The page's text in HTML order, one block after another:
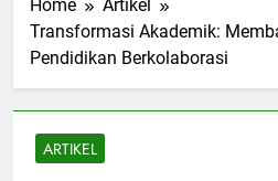
Home
Artikel
Transformasi Akademik:
Pendidikan Berkolaborasi
ARTIKEL